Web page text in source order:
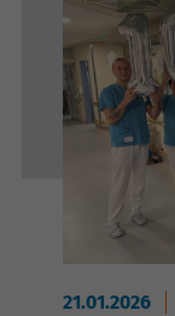
21.01.2026